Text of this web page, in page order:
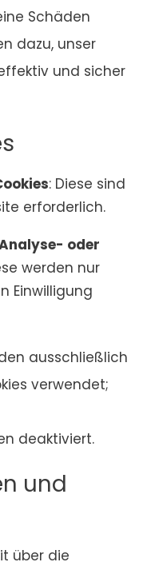
Schäden
dazu, unser
und sicher
: Diese sind
erforderlich.
oder
werden nur
Einwilligung
ausschließlich
verwendet;
deaktiviert.
und
über die